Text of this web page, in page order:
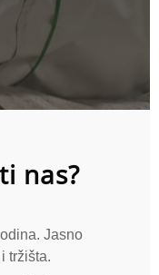
nas?
Jasno
tržišta.